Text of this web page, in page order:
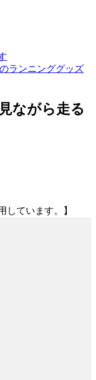
ランニンググッズ
ながら走る
しています。】